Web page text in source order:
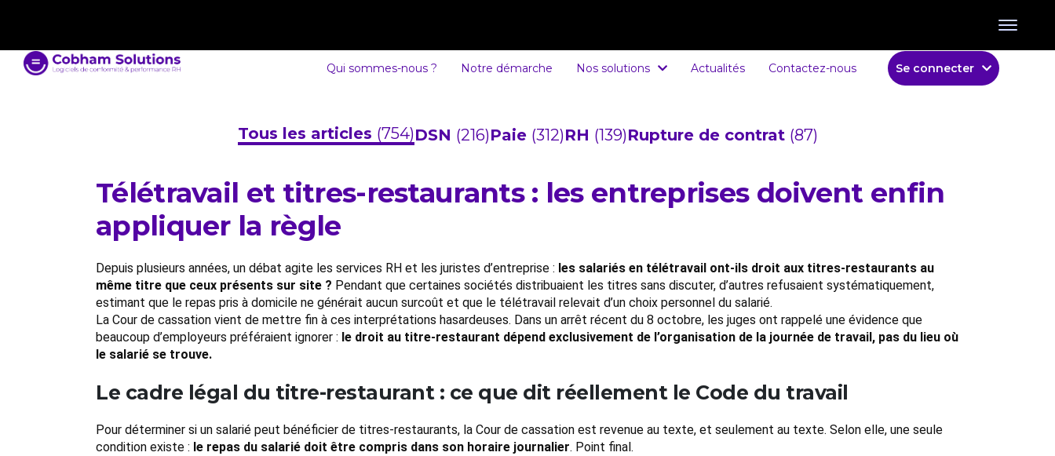
Qui sommes-nous ? Notre démarche Nos solutions Actualités Contactez-nous Se connecter
Tous les articles (754)DSN (216)Paie (312)RH (139)Rupture de contrat (87)
Télétravail et titres-restaurants : les entreprises doivent enfin
appliquer la règle
Depuis plusieurs années, un débat agite les services RH et les juristes d’entreprise : les salariés en télétravail ont-ils droit aux titres-restaurants au
même titre que ceux présents sur site ? Pendant que certaines sociétés distribuaient les titres sans discuter, d’autres refusaient systématiquement,
estimant que le repas pris à domicile ne générait aucun surcoût et que le télétravail relevait d’un choix personnel du salarié.
La Cour de cassation vient de mettre fin à ces interprétations hasardeuses. Dans un arrêt récent du 8 octobre, les juges ont rappelé une évidence que
beaucoup d’employeurs préféraient ignorer : le droit au titre-restaurant dépend exclusivement de l’organisation de la journée de travail, pas du lieu où
le salarié se trouve.
Le cadre légal du titre-restaurant : ce que dit réellement le Code du travail
Pour déterminer si un salarié peut bénéficier de titres-restaurants, la Cour de cassation est revenue au texte, et seulement au texte. Selon elle, une seule
condition existe : le repas du salarié doit être compris dans son horaire journalier. Point final.